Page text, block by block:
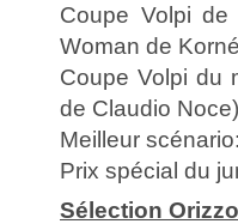
Coupe Volpi
Woman de
Coupe Volpi du
de Claudio Noce)
Meilleur
Prix spécial du
Sélection